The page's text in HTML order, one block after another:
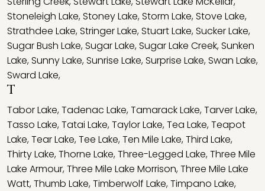
Stoneleigh Lake,Stoney Lake,Storm Lake,Stove Lake,
Strathdee Lake,Stringer Lake,Stuart Lake,Sucker Lake,
Sugar Bush Lake,Sugar Lake,Sugar Lake Creek,Sunken
Lake,Sunny Lake,Sunrise Lake,Surprise Lake,Swan Lake,
Sward Lake,
T
Tabor Lake,Tadenac Lake,Tamarack Lake,Tarver Lake,
Tasso Lake,Tatai Lake,Taylor Lake,Tea Lake,Teapot
Lake,Tear Lake,Tee Lake,Ten Mile Lake,Third Lake,
Thirty Lake,Thorne Lake,Three-Legged Lake,Three Mile
Lake Armour,Three Mile Lake Morrison,Three Mile Lake
Watt,Thumb Lake,Timberwolf Lake,Timpano Lake,